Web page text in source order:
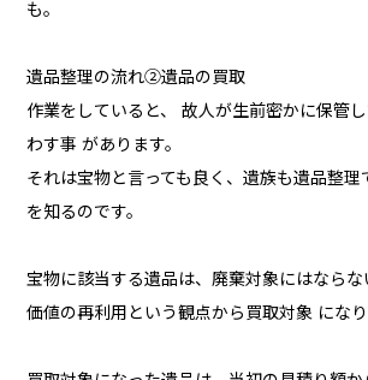
も。
遺品整理の流れ②遺品の買取
作業をしていると、 故人が生前密かに保管
わす事 があります。
それは宝物と言っても良く、遺族も遺品整理
を知るのです。
宝物に該当する遺品は、廃棄対象にはならな
価値の再利用という観点から買取対象 になり